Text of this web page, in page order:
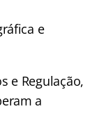
e
e Regulação,
a